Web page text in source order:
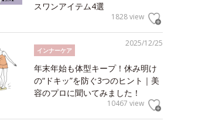
スワンアイテム4選
1828 view
2025/12/25
インナーケア
年末年始も体型キープ！休み明け
の“ドキッ”を防ぐ3つのヒント｜美
容のプロに聞いてみました！
10467 view